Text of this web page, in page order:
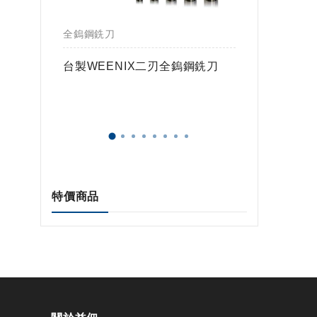
全鎢鋼銑刀
台製WEENIX二刃全鎢鋼銑刀
特價商品